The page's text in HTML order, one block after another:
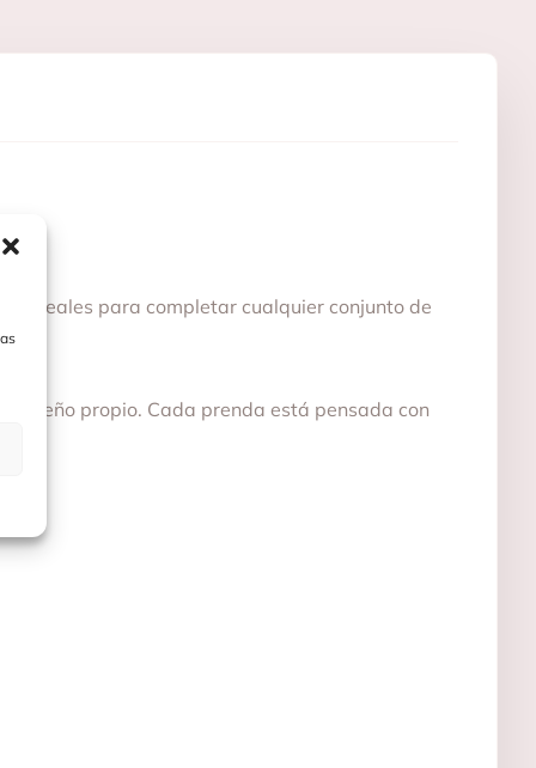
ideales para completar cualquier conjunto de
diseño propio. Cada prenda está pensada con